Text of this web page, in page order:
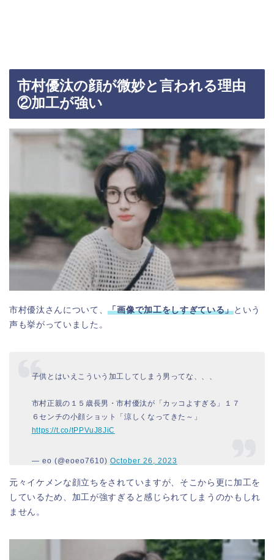
市村優汰の顔が微妙と言われる理由
②加工が強い
市村優汰さんについて、「画像で加工をしすぎている」という
声も挙がっていました。
子供とはいえこういう加工してしまう男ってな、、、
市村正親の１５歳長男・市村優汰が「カッコよすぎる」１７
６センチの小顔ショット「涼しくなってきた～」
https://t.co/tPPVuJ8JiC
— eo (@eoeo7610) October 26, 2023
元々イケメンな顔立ちをされていますが、そこから更に加工を
しているため、加工が強すぎると感じられてしまうのかもしれ
ません。